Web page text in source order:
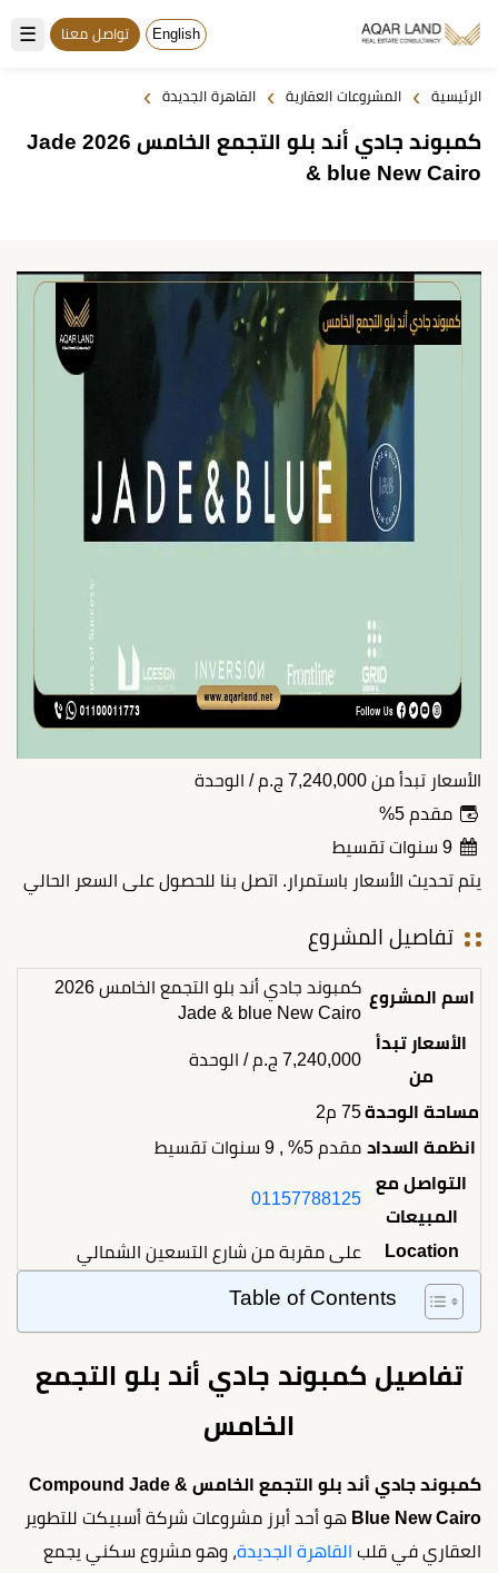
☰ English تواصل معنا
الرئيسية › المشروعات العقارية › القاهرة الجديدة ›
كمبوند جادي أند بلو التجمع الخامس 2026 Jade
& blue New Cairo
الأسعار تبدأ من 7,240,000 ج.م / الوحدة
مقدم 5%
9 سنوات تقسيط
يتم تحديث الأسعار باستمرار. اتصل بنا للحصول على السعر الحالي
تفاصيل المشروع
اسم المشروع
كمبوند جادي أند بلو التجمع الخامس 2026
Jade & blue New Cairo
الأسعار تبدأ
من
7,240,000 ج.م / الوحدة
مساحة الوحدة75 م2
انظمة السداد مقدم 5% , 9 سنوات تقسيط
التواصل مع
المبيعات
01157788125
Location على مقربة من شارع التسعين الشمالي
Table of Contents
تفاصيل كمبوند جادي أند بلو التجمع
الخامس
كمبوند جادي أند بلو التجمع الخامس Compound Jade &
Blue New Cairo هو أحد أبرز مشروعات شركة أسبيكت للتطوير
العقاري في قلب القاهرة الجديدة، وهو مشروع سكني يجمع